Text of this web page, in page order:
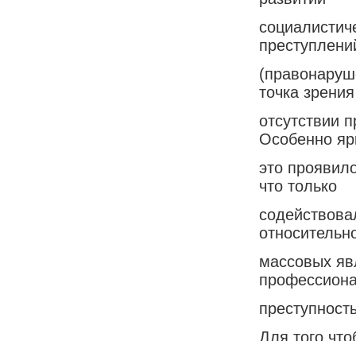
точка
отсутствии
Особенно
это
что только
массовых
Для того